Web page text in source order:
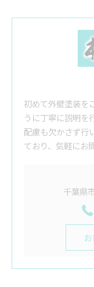
初めて外壁塗装を
うに丁寧に説明を
配慮も欠かさず行
ており、気軽にお
千葉県